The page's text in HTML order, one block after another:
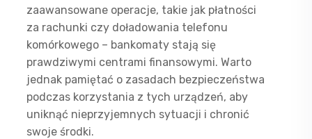
zaawansowane operacje, takie jak płatności
za rachunki czy doładowania telefonu
komórkowego – bankomaty stają się
prawdziwymi centrami finansowymi. Warto
jednak pamiętać o zasadach bezpieczeństwa
podczas korzystania z tych urządzeń, aby
uniknąć nieprzyjemnych sytuacji i chronić
swoje środki.